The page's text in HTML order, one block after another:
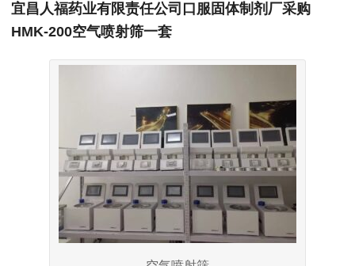
宜昌人福药业有限责任公司口服固体制剂厂采购
HMK-200空气喷射筛一套